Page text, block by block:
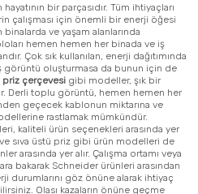
bir parçasıdır. Tüm ihtiyaçları
çalışması için önemli bir enerji öğesi
ve yaşam alanlarında
hemen hemen her binada ve iş
Çok sık kullanılan, enerji dağıtımında
oluşturmasa da bunun için de
priz çerçevesi gibi modeller, şık bir
Derli toplu görüntü, hemen hemen her
geçecek kablonun miktarına ve
rastlamak mümkündür.
kaliteli ürün seçenekleri arasında yer
ve sıva üstü priz gibi ürün modelleri de
arasında yer alır. Çalışma ortamı veya
bakarak Schneider ürünleri arasından
durumlarını göz önüne alarak ihtiyaç
Olası kazaların önüne geçme